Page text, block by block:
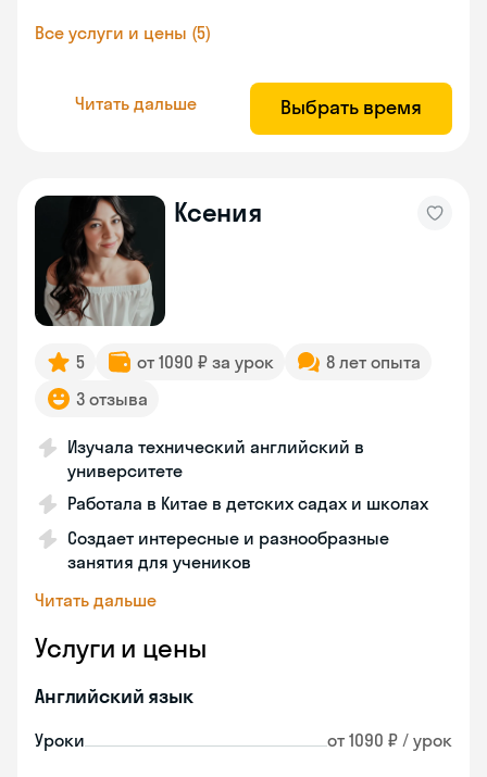
Все услуги и цены (5)
Читать дальше Выбрать время
Ксения
5 от 1090 ₽ за урок
8 лет опыта
3 отзыва
Изучала технический английский в
университете
Работала в Китае в детских садах и школах
Создает интересные и разнообразные
занятия для учеников
Читать дальше
Услуги и цены
Английский язык
Уроки от 1090 ₽ / урок